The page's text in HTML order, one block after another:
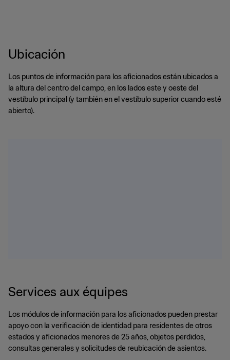
Ubicación
Los puntos de información para los aficionados están ubicados a
la altura del centro del campo, en los lados este y oeste del
vestíbulo principal (y también en el vestíbulo superior cuando esté
abierto).
Services aux équipes
Los módulos de información para los aficionados pueden prestar
apoyo con la verificación de identidad para residentes de otros
estados y aficionados menores de 25 años, objetos perdidos,
consultas generales y solicitudes de reubicación de asientos.